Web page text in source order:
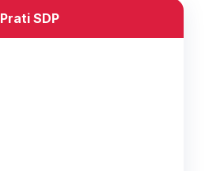
Prati SDP